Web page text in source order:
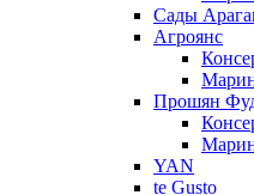
Сады
Агроянс
Прошян
YAN
te Gusto